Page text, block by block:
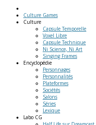
Culture Games
Culture
Capsule Temporelle
Voxel Libre
Capsule Technique
Ni Science, Ni Art
Singing Frames
Encyclopédie
Personnages
Personnalités
Plateformes
Sociétés
Salons
Séries
Lexique
Labo CG